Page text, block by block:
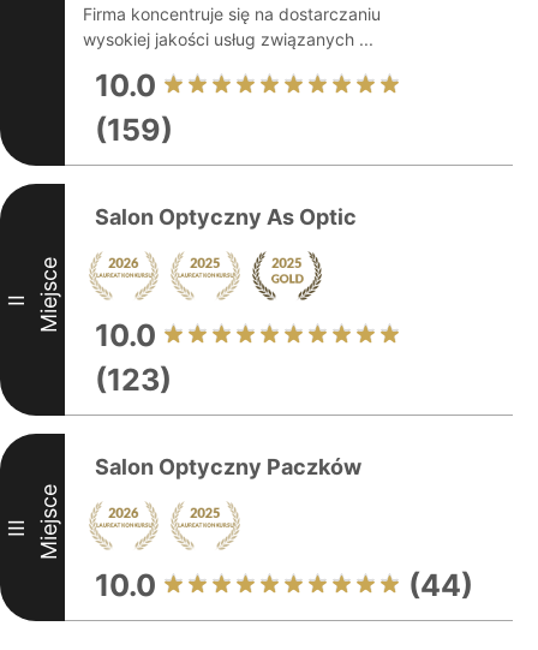
Firma koncentruje się na dostarczaniu
wysokiej jakości usług związanych ...
10.0
(159)
II Miejsce
Salon Optyczny As Optic
10.0
(123)
III Miejsce
Salon Optyczny Paczków
10.0 (44)